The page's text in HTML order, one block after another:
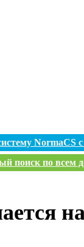
поиск по всем